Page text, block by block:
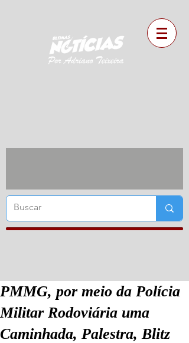
PMMG, por meio da Polícia
Militar Rodoviária uma
Caminhada, Palestra, Blitz